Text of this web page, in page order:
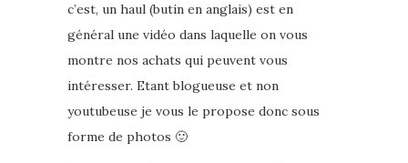
c’est, un haul (butin en anglais) est en
général une vidéo dans laquelle on vous
montre nos achats qui peuvent vous
intéresser. Etant blogueuse et non
youtubeuse je vous le propose donc sous
forme de photos 🙂